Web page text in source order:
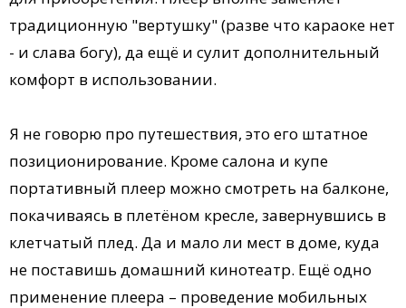
традиционную "вертушку" (разве что караоке нет
- и слава богу), да ещё и сулит дополнительный
комфорт в использовании.
Я не говорю про путешествия, это его штатное
позиционирование. Кроме салона и купе
портативный плеер можно смотреть на балконе,
покачиваясь в плетёном кресле, завернувшись в
клетчатый плед. Да и мало ли мест в доме, куда
не поставишь домашний кинотеатр. Ещё одно
применение плеера – проведение мобильных